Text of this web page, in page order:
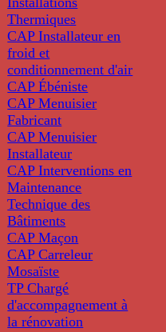
Thermiques
CAP Installateur en
froid et
conditionnement d'air
CAP Ébéniste
CAP Menuisier
Fabricant
CAP Menuisier
Installateur
CAP Interventions en
Maintenance
Technique des
Bâtiments
CAP Maçon
CAP Carreleur
Mosaïste
TP Chargé
d'accompagnement à
la rénovation